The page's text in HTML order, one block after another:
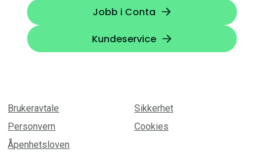
Jobb i Conta
Kundeservice
Brukeravtale
Sikkerhet
Personvern
Cookies
Åpenhetsloven